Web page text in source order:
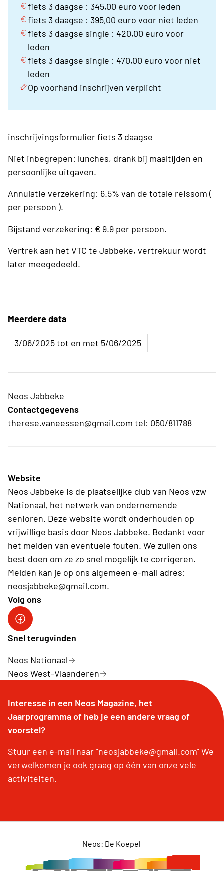
fiets 3 daagse : 345,00 euro voor leden
fiets 3 daagse : 395,00 euro voor niet leden
fiets 3 daagse single : 420,00 euro voor
leden
fiets 3 daagse single : 470,00 euro voor niet
leden
Op voorhand inschrijven verplicht
inschrijvingsformulier fiets 3 daagse
Niet inbegrepen: lunches, drank bij maaltijden en
persoonlijke uitgaven.
Annulatie verzekering: 6.5% van de totale reissom (
per persoon ).
Bijstand verzekering: € 9.9 per persoon.
Vertrek aan het VTC te Jabbeke, vertrekuur wordt
later meegedeeld.
Meerdere data
3/06/2025 tot en met 5/06/2025
Neos Jabbeke
Contactgegevens
therese.vaneessen@gmail.com tel: 050/811788
Website
Neos Jabbeke is de plaatselijke club van Neos vzw
Nationaal, het netwerk van ondernemende
senioren. Deze website wordt onderhouden op
vrijwillige basis door Neos Jabbeke. Bedankt voor
het melden van eventuele fouten. We zullen ons
best doen om ze zo snel mogelijk te corrigeren.
Melden kan je op ons algemeen e-mail adres:
neosjabbeke@gmail.com.
Volg ons
Facebook Neos Jabbeke
Snel terugvinden
Neos Nationaal
Neos West-Vlaanderen
Interesse in een Neos Magazine, het
Jaarprogramma of heb je een andere vraag of
voorstel?
Stuur een e-mail naar "neosjabbeke@gmail.com" We
verwelkomen je ook graag op één van onze vele
activiteiten.
Neos: De Koepel